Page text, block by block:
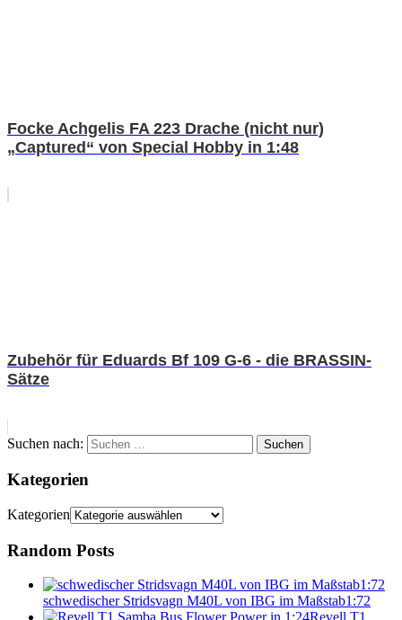
Focke Achgelis FA 223 Drache (nicht nur)
„Captured“ von Special Hobby in 1:48
Zubehör für Eduards Bf 109 G-6 - die BRASSIN-
Sätze
Suchen nach: Suchen
Kategorien
Kategorien
Random Posts
schwedischer Stridsvagn M40L von IBG im Maßstab1:72